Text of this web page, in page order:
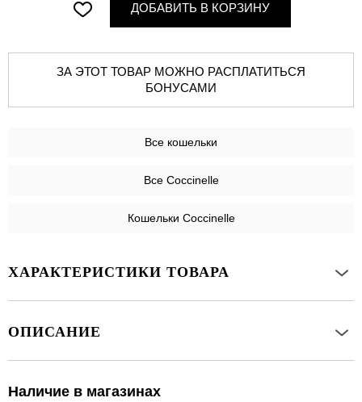
ДОБАВИТЬ В КОРЗИНУ
ЗА ЭТОТ ТОВАР МОЖНО РАСПЛАТИТЬСЯ
БОНУСАМИ
Все кошельки
Все Coccinelle
Кошельки Coccinelle
ХАРАКТЕРИСТИКИ ТОВАРА
ОПИСАНИЕ
Наличие в магазинах